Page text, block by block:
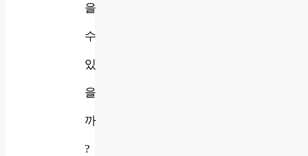
을
수
있
을
까
?